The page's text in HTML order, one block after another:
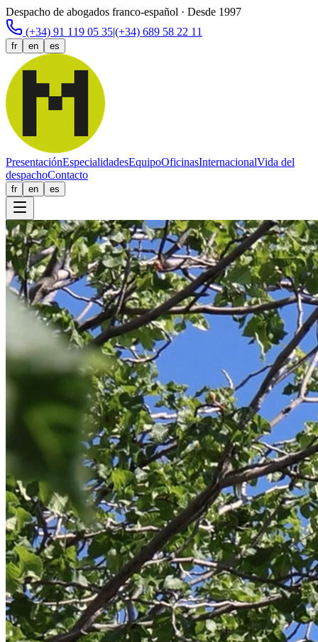
Despacho de abogados franco-español · Desde 1997
(+34) 91 119 05 35|(+34) 689 58 22 11
fr en es
PresentaciónEspecialidadesEquipoOficinasInternacionalVida del
despachoContacto
fr en es